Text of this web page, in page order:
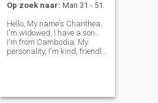
Op zoek naar: Man 31 - 51
Hello, My name's Chanthea.
I'm widowed, I have a son.
I'm from Cambodia. My
personality, I'm kind, friendly,
cultures. I love to c